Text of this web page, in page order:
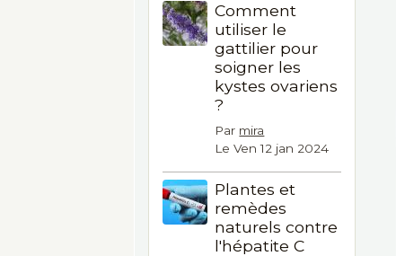
Comment
utiliser le
gattilier pour
soigner les
kystes ovariens
?
Par mira
Le Ven 12 jan 2024
Plantes et
remèdes
naturels contre
l'hépatite C